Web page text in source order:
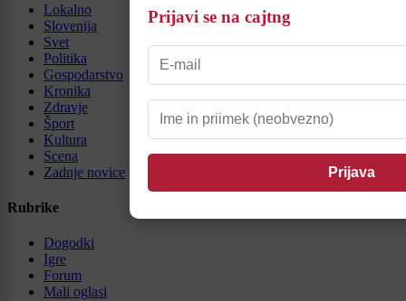
Lokalno
Slovenija
Svet
Politika
Gospodarstvo
Kronika
Zdravje
Šport
Kultura
Scena
Zadnje novice
Rubrike
Dogodki
Igre
Forum
Mali oglasi
Prijavi se na cajtng